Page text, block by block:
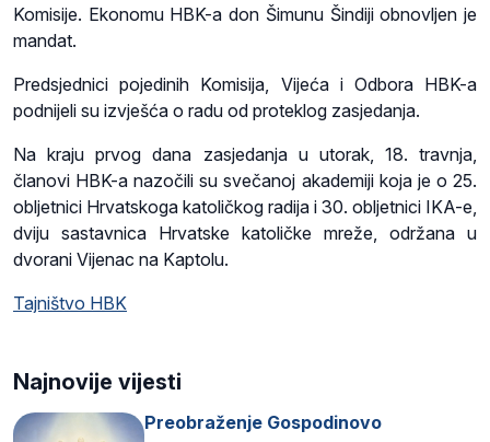
Komisije. Ekonomu HBK-a don Šimunu Šindiji obnovljen je
mandat.
Predsjednici pojedinih Komisija, Vijeća i Odbora HBK-a
podnijeli su izvješća o radu od proteklog zasjedanja.
Na kraju prvog dana zasjedanja u utorak, 18. travnja,
članovi HBK-a nazočili su svečanoj akademiji koja je o 25.
obljetnici Hrvatskoga katoličkog radija i 30. obljetnici IKA-e,
dviju sastavnica Hrvatske katoličke mreže, održana u
dvorani Vijenac na Kaptolu.
Tajništvo HBK
Najnovije vijesti
Preobraženje Gospodinovo